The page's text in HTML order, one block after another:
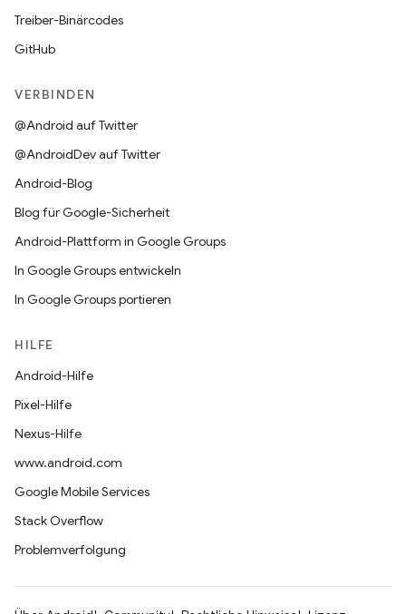
Treiber-Binärcodes
GitHub
VERBINDEN
@Android auf Twitter
@AndroidDev auf Twitter
Android-Blog
Blog für Google-Sicherheit
Android-Plattform in Google Groups
In Google Groups entwickeln
In Google Groups portieren
HILFE
Android-Hilfe
Pixel-Hilfe
Nexus-Hilfe
www.android.com
Google Mobile Services
Stack Overflow
Problemverfolgung